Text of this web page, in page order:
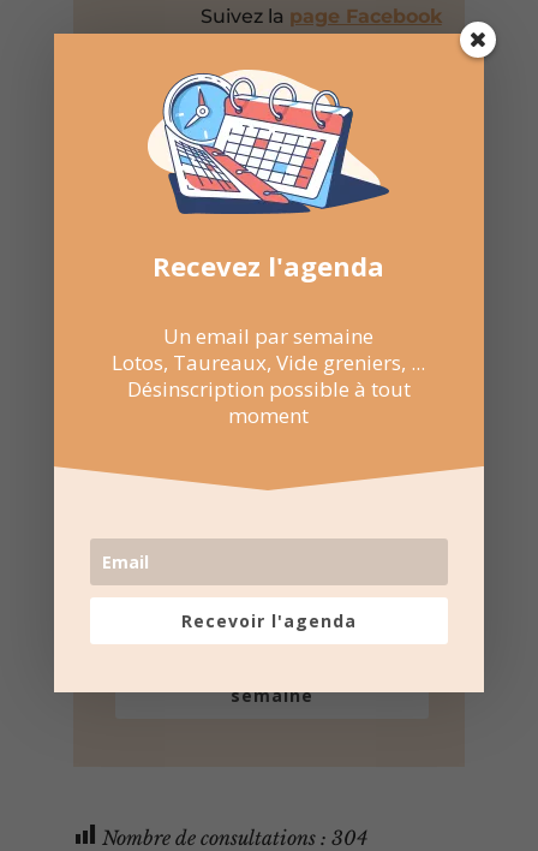
Suivez la page Facebook
une fois par semaine.
Recevez l'agenda par
e-mail
Lotos, Taureaux, Marchés de Noël, ...
semaine
Nombre de consultations : 304
Recevez l'agenda
Un email par semaine
Lotos, Taureaux, Vide greniers, ...
Désinscription possible à tout
moment
Recevoir l'agenda